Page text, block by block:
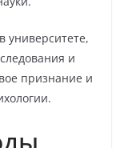
университете,
и
признание и